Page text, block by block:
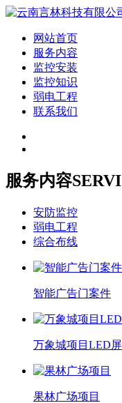
网站首页
服务内容
监控安装
监控知识
弱电工程
联系我们
服务内容
安防监控
弱电工程
综合布线
智能广告门案件
万象城项目LED屏
果林广场项目